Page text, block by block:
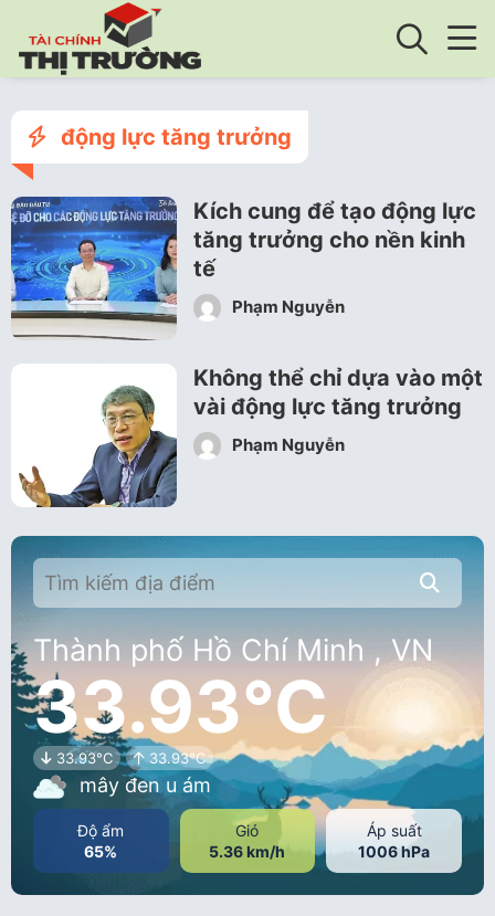
động lực tăng trưởng
Kích cung để tạo động lực
tăng trưởng cho nền kinh
tế
Phạm Nguyễn
Không thể chỉ dựa vào một
vài động lực tăng trưởng
Phạm Nguyễn
Thành phố Hồ Chí Minh , VN
33.93°C
33.93°C 33.93°C
mây đen u ám
Độ ẩm
65%
Gió
5.36 km/h
Áp suất
1006 hPa